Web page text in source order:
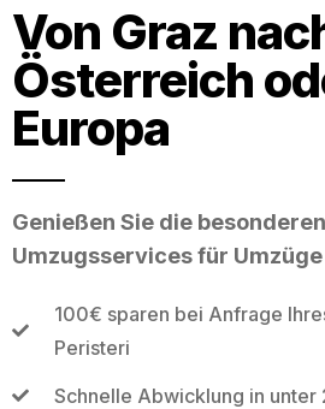
Von Graz
Österreich
Europa
Genießen Sie die
Umzugsservices für
100€ sparen bei Anfrage
Peristeri
Schnelle Abwicklung in unter